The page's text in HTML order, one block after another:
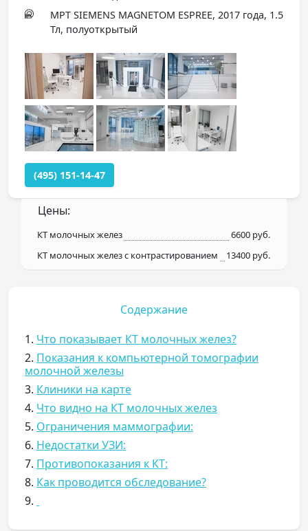
МРТ SIEMENS MAGNETOM ESPREE, 2017 года, 1.5
Тл, полуоткрытый
(495) 151-14-47
Цены:
КТ молочных желез
6600 руб.
КТ молочных желез с контрастированием
13400 руб.
Содержание
1. Что показывает КТ молочных желез?
2. Показания к компьютерной томографии
молочной железы
3. Клиники на карте
4. Что видно на КТ молочных желез
5. Ограничения маммографии:
6. Недостатки УЗИ:
7. Противопоказания к КТ:
8. Как проводится обследование?
9.